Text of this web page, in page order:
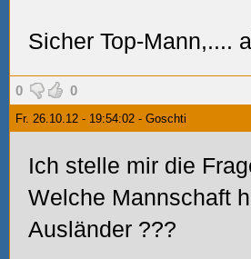
Sicher Top-Mann,....
0 0
Fr. 26.10.12 - 19:54:02 - Goschti
Ich stelle mir die
Welche Mannschaft
Ausländer ???